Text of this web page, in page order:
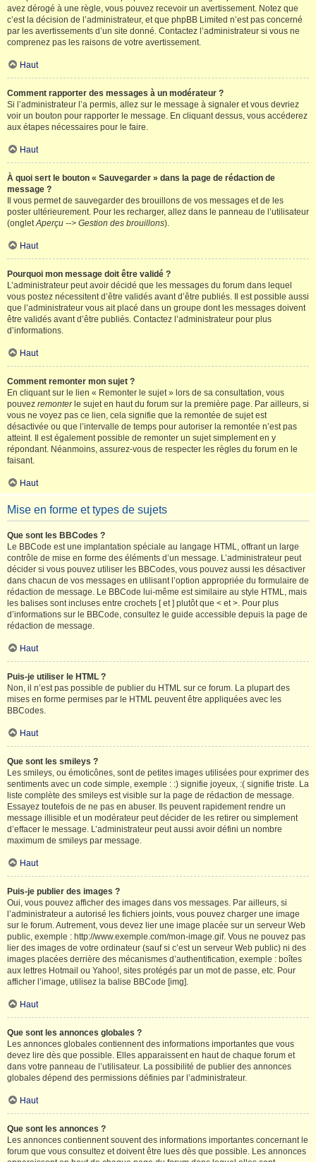
avez dérogé à une règle, vous pouvez recevoir un avertissement. Notez que
c’est la décision de l’administrateur, et que phpBB Limited n’est pas concerné
par les avertissements d’un site donné. Contactez l’administrateur si vous ne
comprenez pas les raisons de votre avertissement.
Haut
Comment rapporter des messages à un modérateur ?
Si l’administrateur l’a permis, allez sur le message à signaler et vous devriez
voir un bouton pour rapporter le message. En cliquant dessus, vous accéderez
aux étapes nécessaires pour le faire.
Haut
À quoi sert le bouton « Sauvegarder » dans la page de rédaction de
message ?
Il vous permet de sauvegarder des brouillons de vos messages et de les
poster ultérieurement. Pour les recharger, allez dans le panneau de l’utilisateur
(ongletAperçu --> Gestion des brouillons).
Haut
Pourquoi mon message doit être validé ?
L’administrateur peut avoir décidé que les messages du forum dans lequel
vous postez nécessitent d’être validés avant d’être publiés. Il est possible aussi
que l’administrateur vous ait placé dans un groupe dont les messages doivent
être validés avant d’être publiés. Contactez l’administrateur pour plus
d’informations.
Haut
Comment remonter mon sujet ?
En cliquant sur le lien « Remonter le sujet » lors de sa consultation, vous
pouvez remonterle sujet en haut du forum sur la première page. Par ailleurs, si
vous ne voyez pas ce lien, cela signifie que la remontée de sujet est
désactivée ou que l’intervalle de temps pour autoriser la remontée n’est pas
atteint. Il est également possible de remonter un sujet simplement en y
répondant. Néanmoins, assurez-vous de respecter les règles du forum en le
faisant.
Haut
Mise en forme et types de sujets
Que sont les BBCodes ?
Le BBCode est une implantation spéciale au langage HTML, offrant un large
contrôle de mise en forme des éléments d’un message. L’administrateur peut
décider si vous pouvez utiliser les BBCodes, vous pouvez aussi les désactiver
dans chacun de vos messages en utilisant l’option appropriée du formulaire de
rédaction de message. Le BBCode lui-même est similaire au style HTML, mais
les balises sont incluses entre crochets [ et ] plutôt que < et >. Pour plus
d’informations sur le BBCode, consultez le guide accessible depuis la page de
rédaction de message.
Haut
Puis-je utiliser le HTML ?
Non, il n’est pas possible de publier du HTML sur ce forum. La plupart des
mises en forme permises par le HTML peuvent être appliquées avec les
BBCodes.
Haut
Que sont les smileys ?
Les smileys, ou émoticônes, sont de petites images utilisées pour exprimer des
sentiments avec un code simple, exemple : :) signifie joyeux, :( signifie triste. La
liste complète des smileys est visible sur la page de rédaction de message.
Essayez toutefois de ne pas en abuser. Ils peuvent rapidement rendre un
message illisible et un modérateur peut décider de les retirer ou simplement
d’effacer le message. L’administrateur peut aussi avoir défini un nombre
maximum de smileys par message.
Haut
Puis-je publier des images ?
Oui, vous pouvez afficher des images dans vos messages. Par ailleurs, si
l’administrateur a autorisé les fichiers joints, vous pouvez charger une image
sur le forum. Autrement, vous devez lier une image placée sur un serveur Web
public, exemple : http://www.exemple.com/mon-image.gif. Vous ne pouvez pas
lier des images de votre ordinateur (sauf si c’est un serveur Web public) ni des
images placées derrière des mécanismes d’authentification, exemple : boîtes
aux lettres Hotmail ou Yahoo!, sites protégés par un mot de passe, etc. Pour
afficher l’image, utilisez la balise BBCode [img].
Haut
Que sont les annonces globales ?
Les annonces globales contiennent des informations importantes que vous
devez lire dès que possible. Elles apparaissent en haut de chaque forum et
dans votre panneau de l’utilisateur. La possibilité de publier des annonces
globales dépend des permissions définies par l’administrateur.
Haut
Que sont les annonces ?
Les annonces contiennent souvent des informations importantes concernant le
forum que vous consultez et doivent être lues dès que possible. Les annonces